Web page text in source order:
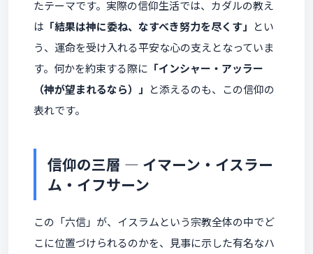
たテーマです。実際の信仰生活では、カダルの教え
は 「結果は神に委ね、なすべき努力を尽くす」 とい
う、運命を受け入れる平安な心の支えとなっていま
す。何かを約束する際に 「インシャー・アッラー
（神が望まれるなら）」 と添えるのも、この信仰の
表れです。
信仰の三層 ― イマーン・イスラー
ム・イフサーン
この「六信」が、イスラムという宗教全体の中でど
こに位置づけられるのかを、見事に示した有名なハ